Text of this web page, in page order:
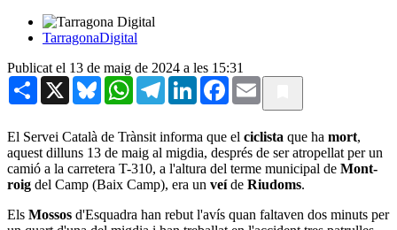
TarragonaDigital
Publicat el 13 de maig de 2024 a les 15:31
Share X BlueskyWhatsAppTelegramLinkedInFacebook
Email
El Servei Català de Trànsit informa que el ciclista que ha mort,
aquest dilluns 13 de maig al migdia, després de ser atropellat per un
camió a la carretera T-310, a l'altura del terme municipal de Mont-
roig del Camp (Baix Camp), era un veíde Riudoms.
Els Mossos d'Esquadra han rebut l'avís quan faltaven dos minuts per